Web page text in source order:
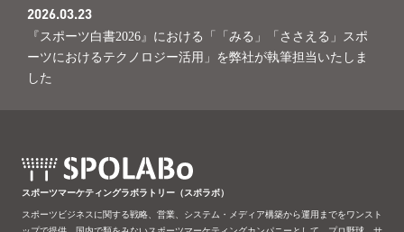
2026.03.23
『スポーツ白書2026』における「「みる」「ささえる」スポ
ーツにおけるテクノロジー活用」を弊社が執筆担当いたしま
した
スポーツマーケティングラボラトリー（スポラボ）
スポーツビジネスに関する戦略、営業、システム・メディア構築から運用までをワンスト